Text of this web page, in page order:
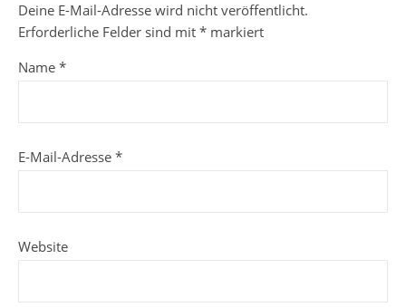
Deine E-Mail-Adresse wird nicht veröffentlicht.
Erforderliche Felder sind mit * markiert
Name *
E-Mail-Adresse *
Website